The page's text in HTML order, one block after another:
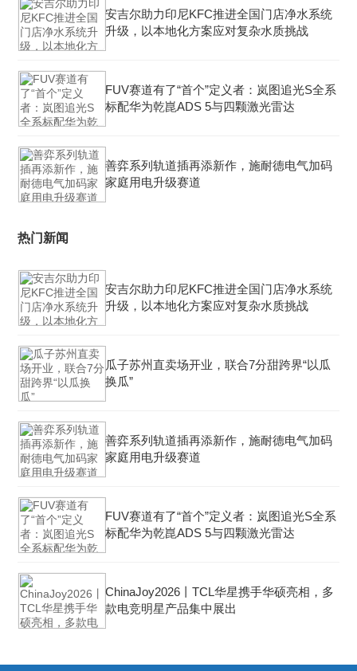
安吉尔助力印尼KFC推进全国门店净水系统
升级，以本地化方案应对复杂水质挑战
FUV赛道有了“首个”定义者：岚图追光S全系
标配华为乾崑ADS 5与四颗激光雷达
善弈系列轨道插再添新作，施耐德电气加码
家庭用电升级赛道
热门新闻
安吉尔助力印尼KFC推进全国门店净水系统
升级，以本地化方案应对复杂水质挑战
瓜子苏州直卖场开业，联合7分甜跨界“以瓜
换瓜”
善弈系列轨道插再添新作，施耐德电气加码
家庭用电升级赛道
FUV赛道有了“首个”定义者：岚图追光S全系
标配华为乾崑ADS 5与四颗激光雷达
ChinaJoy2026丨TCL华星携手华硕亮相，多
款电竞明星产品集中展出